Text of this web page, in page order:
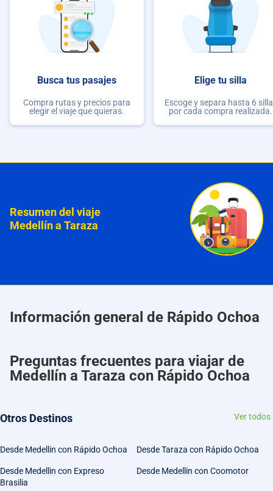
Busca tus pasajes
Compra rutas y precios para
elegir el viaje que quieras.
Elige tu silla
Escoge y separa hasta 6
por cada compra realizada.
Resumen del viaje
Medellín a Taraza
Información general de Rápido Ochoa
Preguntas frecuentes para viajar de
Medellín a Taraza con Rápido Ochoa
Otros Destinos Ver todos
Desde Medellin con Rápido Ochoa Desde Taraza con Rápido Ochoa
Desde Medellin con Expreso
Brasilia
Desde Medellin con Coomotor